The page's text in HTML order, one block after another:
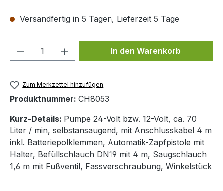
Versandfertig in 5 Tagen, Lieferzeit 5 Tage
Produkt Anzahl: Gib denIn den Warenkorb
Zum Merkzettel hinzufügen
Produktnummer: CH8053
Kurz-Details: Pumpe 24-Volt bzw. 12-Volt, ca. 70
Liter / min, selbstansaugend, mit Anschlusskabel 4 m
inkl. Batteriepolklemmen, Automatik-Zapfpistole mit
Halter, Befüllschlauch DN19 mit 4 m, Saugschlauch
1,6 m mit Fußventil, Fassverschraubung, Winkelstück